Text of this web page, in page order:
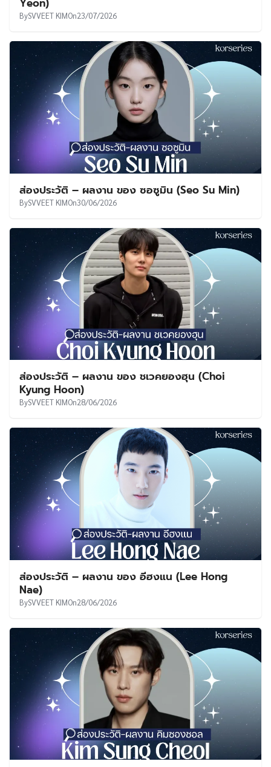
Yeon)
BySVVEET KIMOn23/07/2026
ส่องประวัติ – ผลงาน ของ ซอซูมิน (Seo Su Min)
BySVVEET KIMOn30/06/2026
ส่องประวัติ – ผลงาน ของ ชเวคยองฮุน (Choi
Kyung Hoon)
BySVVEET KIMOn28/06/2026
ส่องประวัติ – ผลงาน ของ อีฮงแน (Lee Hong
Nae)
BySVVEET KIMOn28/06/2026